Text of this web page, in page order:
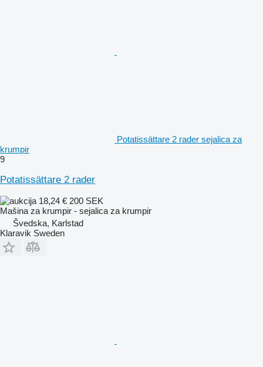
Potatissättare 2 rader sejalica za
krumpir
9
Potatissättare 2 rader
18,24 € 200 SEK
Mašina za krumpir - sejalica za krumpir
Švedska, Karlstad
Klaravik Sweden